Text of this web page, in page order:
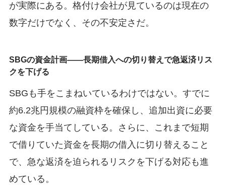
が実際にある。格付け会社が見ているのは現在の
数字だけでなく、その不安定さだ。
SBGの資金計画——長期借入への切り替えで急返済リス
クを下げる
SBGも手をこまねいているわけではない。すでに
約6.2兆円規模の融資枠を確保し、追加出資に必要
な資金を手当てしている。さらに、これまで短期
で借りていた資金を長期の借入に切り替えること
で、急な返済を迫られるリスクを下げる対応も進
めている。